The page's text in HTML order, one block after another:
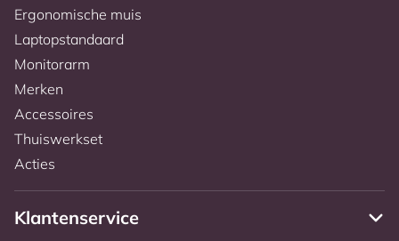
Ergonomische muis
Laptopstandaard
Monitorarm
Merken
Accessoires
Thuiswerkset
Acties
Klantenservice